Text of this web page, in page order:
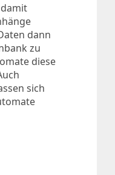
dann
zu
diese
sich